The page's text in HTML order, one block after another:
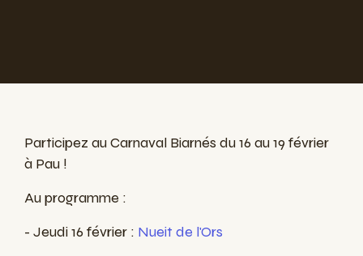
Participez au Carnaval Biarnés du 16 au 19 février
à Pau !
Au programme :
- Jeudi 16 février : Nueit de l'Ors